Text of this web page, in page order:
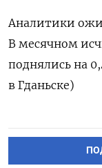
Аналитики
В месячном
‍поднялись ‍на
в Гданьске)